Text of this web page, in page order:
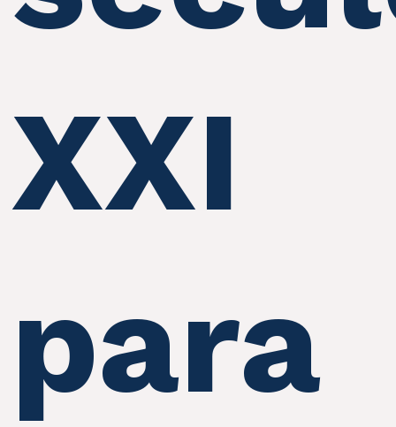
XXI
para